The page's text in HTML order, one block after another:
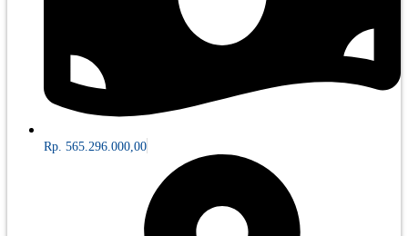
Rp. 565.296.000,00